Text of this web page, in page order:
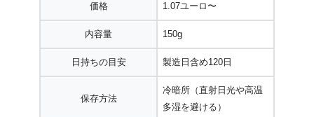
価格 1.07ユーロ〜
内容量 150g
日持ちの目安 製造日含め120日
保存方法
冷暗所（直射日光や高温
多湿を避ける）